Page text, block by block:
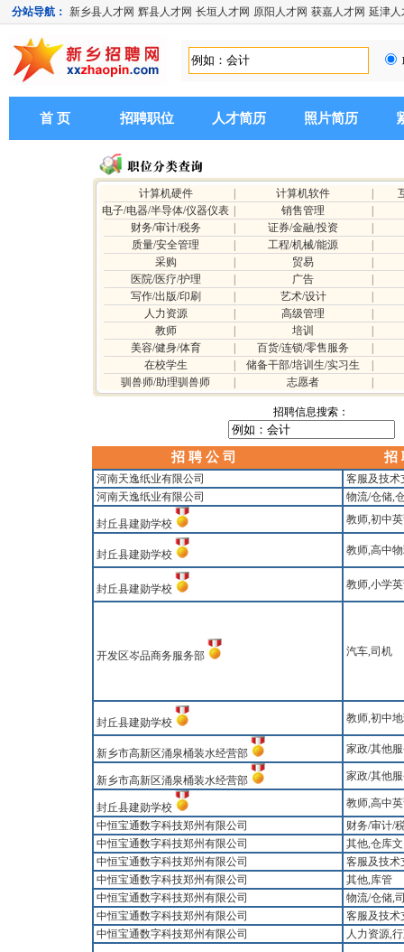
分站导航： 新乡县人才网 辉县人才网 长垣人才网 原阳人才网 获嘉人才网 延津人
首 页 招聘职位 人才简历 照片简历
计算机硬件 计算机软件
电子/电器/半导体/仪器仪表
销售管理
财务/审计/税务
证券/金融/投资
质量/安全管理
工程/机械/能源
采购
贸易
医院/医疗/护理
广告
写作/出版/印刷
艺术/设计
人力资源
高级管理
教师
培训
美容/健身/体育
百货/连锁/零售服务
在校学生
储备干部/培训生/实习生
驯兽师/助理驯兽师
志愿者
招聘信息搜索：
招 聘 公 司 招
河南天逸纸业有限公司
客服及技术
河南天逸纸业有限公司
物流/仓储,
封丘县建勋学校 教师,初中
封丘县建勋学校 教师,高中
封丘县建勋学校 教师,小学
开发区岑品商务服务部 汽车,司机
封丘县建勋学校 教师,初中
新乡市高新区涌泉桶装水经营部 家政/其他
新乡市高新区涌泉桶装水经营部 家政/其他
封丘县建勋学校
教师,高中
中恒宝通数字科技郑州有限公司
财务/审计/
中恒宝通数字科技郑州有限公司
其他,仓库
中恒宝通数字科技郑州有限公司
客服及技术
中恒宝通数字科技郑州有限公司
其他,库管
中恒宝通数字科技郑州有限公司
物流/仓储,
中恒宝通数字科技郑州有限公司
客服及技术
中恒宝通数字科技郑州有限公司
人力资源,